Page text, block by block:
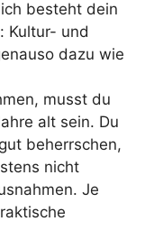
besteht dein
Kultur- und
dazu wie
musst du
alt sein. Du
beherrschen,
nicht
Je